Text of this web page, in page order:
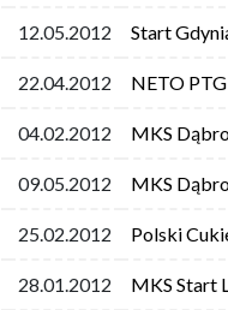
12.05.2012 Start
22.04.2012 NETO
04.02.2012 MKS
09.05.2012 MKS
25.02.2012 Polski
28.01.2012 MKS Start
12.05.2012 Start
22.04.2012 NETO
04.02.2012 MKS
09.05.2012 MKS
25.02.2012 Polski
28.01.2012 MKS Start